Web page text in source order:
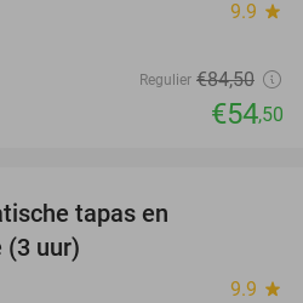
9.9 star
Regulier €84,50
€54,50
tapas en
(3 uur)
9.9 star